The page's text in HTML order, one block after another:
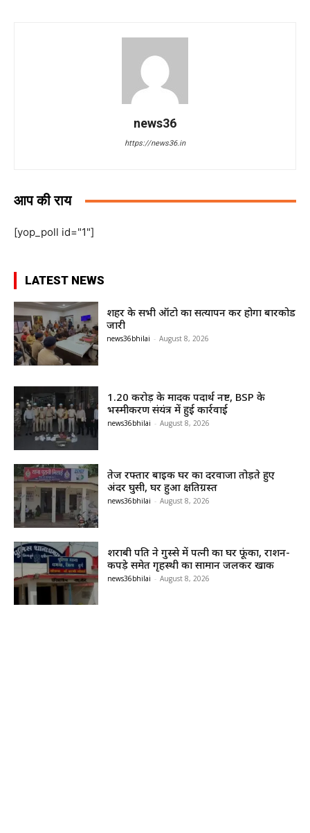
news36
https://news36.in
आप की राय
[yop_poll id="1"]
LATEST NEWS
शहर के सभी ऑटो का सत्यापन कर होगा बारकोड
जारी
news36bhilai - August 8, 2026
1.20 करोड़ के मादक पदार्थ नष्ट, BSP के
भस्मीकरण संयंत्र में हुई कार्रवाई
news36bhilai - August 8, 2026
तेज रफ्तार बाइक घर का दरवाजा तोड़ते हुए
अंदर घुसी, घर हुआ क्षतिग्रस्त
news36bhilai - August 8, 2026
शराबी पति ने गुस्से में पत्नी का घर फूंका, राशन-
कपड़े समेत गृहस्थी का सामान जलकर खाक
news36bhilai - August 8, 2026